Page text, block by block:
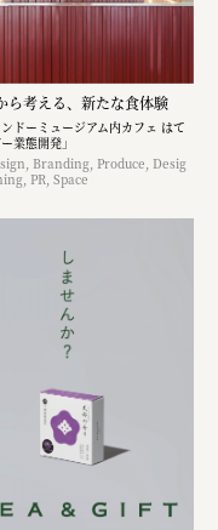
ら考える、新たな食体験
ンドーミュージアム内カフェ はて
業態開発」
Branding, Produce, Desig
PR, Space